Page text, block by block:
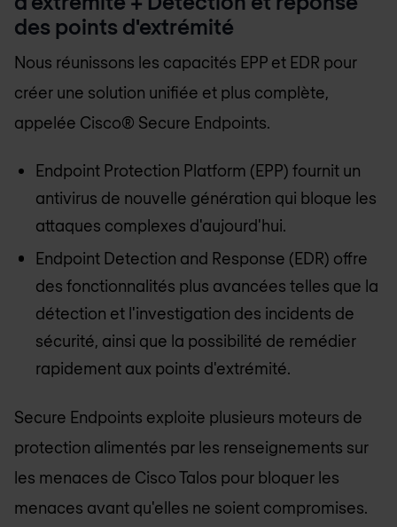
des points d'extrémité
Nous réunissons les capacités EPP et EDR pour
créer une solution unifiée et plus complète,
appelée Cisco® Secure Endpoints.
Endpoint Protection Platform (EPP) fournit un
antivirus de nouvelle génération qui bloque les
attaques complexes d'aujourd'hui.
Endpoint Detection and Response (EDR) offre
des fonctionnalités plus avancées telles que la
détection et l'investigation des incidents de
sécurité, ainsi que la possibilité de remédier
rapidement aux points d'extrémité.
Secure Endpoints exploite plusieurs moteurs de
protection alimentés par les renseignements sur
les menaces de Cisco Talos pour bloquer les
menaces avant qu'elles ne soient compromises.